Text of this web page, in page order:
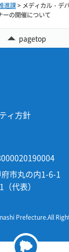
進課> メディカル・デ
ーの開催について
pagetop
ィ方針
市丸の内1-6-1
代表）
Prefecture.All